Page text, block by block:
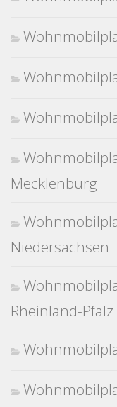
Mecklenburg
Niedersachsen
Rheinland-Pfalz